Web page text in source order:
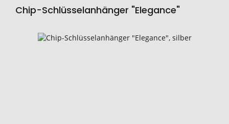
Chip-Schlüsselanhänger "Elegance"